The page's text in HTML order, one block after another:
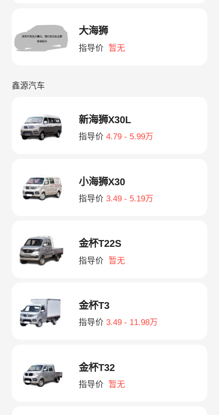
大海狮
指导价 暂无
鑫源汽车
新海狮X30L
指导价 4.79 - 5.99万
小海狮X30
指导价 3.49 - 5.19万
金杯T22S
指导价 暂无
金杯T3
指导价 3.49 - 11.98万
金杯T32
指导价 暂无